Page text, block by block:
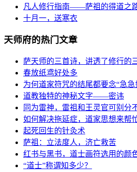
凡人修行指南——萨祖的得道之
十月一，送寒衣
天师府的热门文章
萨天师的三首诗，讲透了修行的
春放纸鸢好处多
为何道家符咒的结尾都要念“急急
道教独特的神秘文字——密讳
同为雷神，雷祖和王灵官可别分
如何解决拖延症，道家思想来帮
起死回生的针灸术
萨祖：立法度人，济亡救苦
红书与黑书，道士画符选用的颜
“道士”称谓知多少？